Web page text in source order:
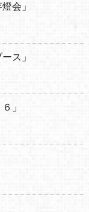
会」
ス」
６」